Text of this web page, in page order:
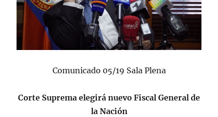
Comunicado 05/19 Sala Plena
Corte Suprema elegirá nuevo Fiscal General de
la Nación